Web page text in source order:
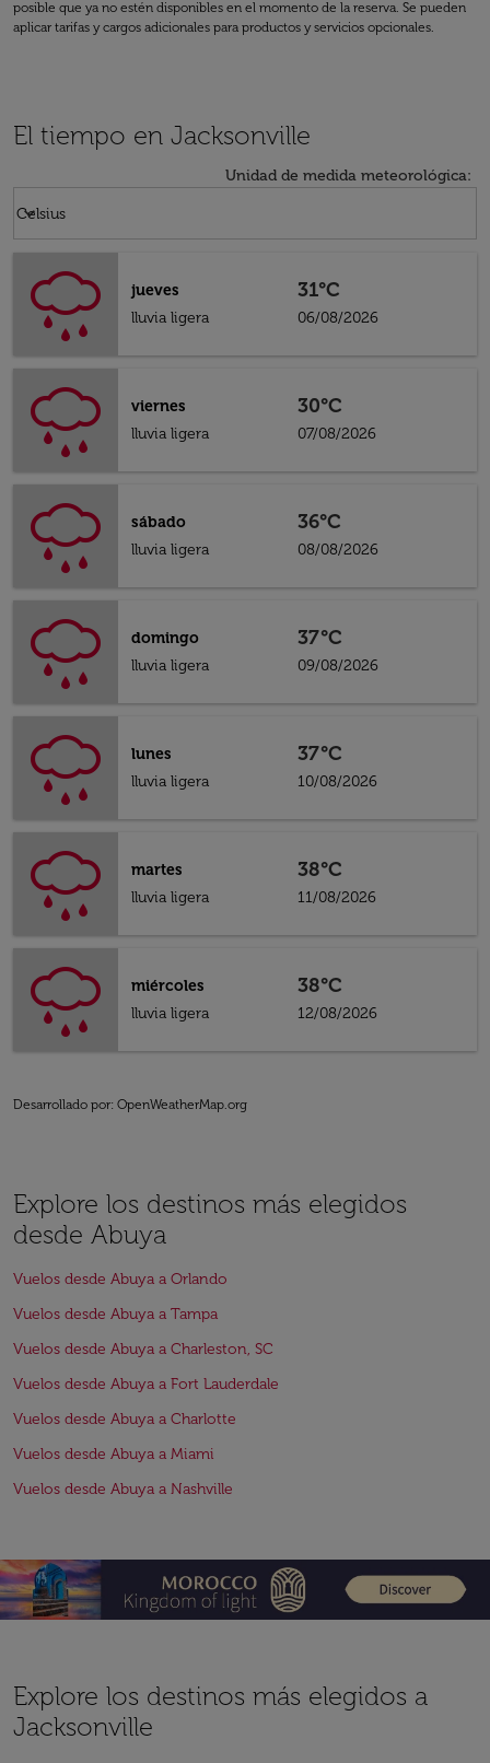
posible que ya no estén disponibles en el momento de la reserva. Se pueden
aplicar tarifas y cargos adicionales para productos y servicios opcionales.
El tiempo en Jacksonville
Unidad de medida meteorológica:
Celsius
keyboard_arrow_down
jueves
lluvia ligera
31°C
06/08/2026
viernes
lluvia ligera
30°C
07/08/2026
sábado
lluvia ligera
36°C
08/08/2026
domingo
lluvia ligera
37°C
09/08/2026
lunes
lluvia ligera
37°C
10/08/2026
martes
lluvia ligera
38°C
11/08/2026
miércoles
lluvia ligera
38°C
12/08/2026
Desarrollado por: OpenWeatherMap.org
Explore los destinos más elegidos
desde Abuya
Vuelos desde Abuya a Orlando
Vuelos desde Abuya a Tampa
Vuelos desde Abuya a Charleston, SC
Vuelos desde Abuya a Fort Lauderdale
Vuelos desde Abuya a Charlotte
Vuelos desde Abuya a Miami
Vuelos desde Abuya a Nashville
Explore los destinos más elegidos a
Jacksonville